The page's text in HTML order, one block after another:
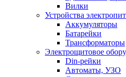
Вилки
Устройства
Аккумуляторы
Батарейки
Трансформаторы
Электрощитовое
Din-рейки
Автоматы, УЗО